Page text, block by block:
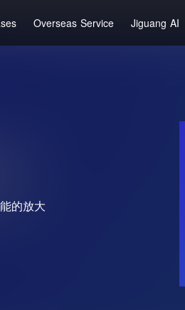
Overseas Service Jiguang AI
的放大